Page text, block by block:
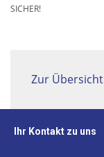
SICHER!
Zur Übersicht
Ihr Kontakt zu uns